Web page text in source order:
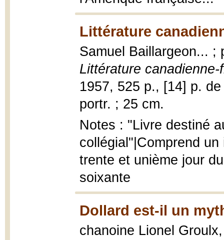
Littérature
Samuel Baillargeon... ;
Littérature canadienne-
1957, 525 p., [14] p.
portr. ; 25 cm.
Notes : "Livre destiné
collégial"|Comprend
trente et unième jour
soixante
Dollard est-il un
chanoine Lionel